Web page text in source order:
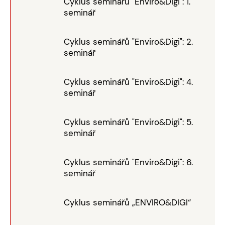
seminář
Cyklus seminářů "Enviro&Digi": 2.
seminář
Cyklus seminářů "Enviro&Digi": 4.
seminář
Cyklus seminářů "Enviro&Digi": 5.
seminář
Cyklus seminářů "Enviro&Digi": 6.
seminář
Cyklus seminářů „ENVIRO&DIGI“